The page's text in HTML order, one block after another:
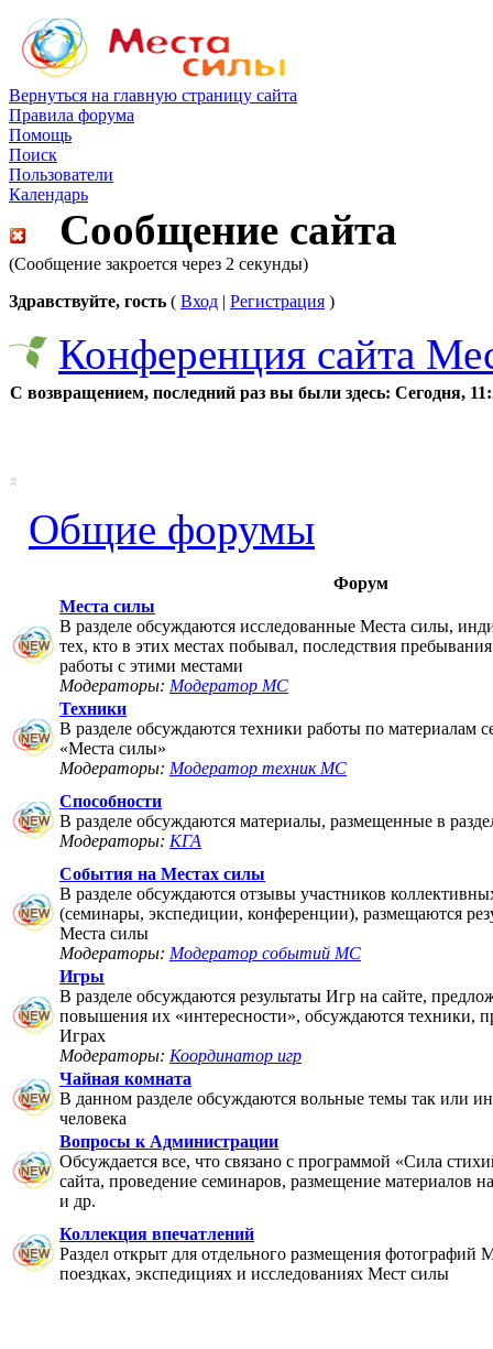
Вернуться на главную страницу сайта
Правила форума
Помощь
Поиск
Пользователи
Календарь
Сообщение сайта
(Сообщение закроется через 2 секунды)
Здравствуйте, гость ( Вход | Регистрация )
Конференция сайта
С возвращением, последний раз вы были здесь: Сегодня,
Общие форумы
Форум
Места силы
В разделе обсуждаются исследованные Места силы,
тех, кто в этих местах побывал, последствия
работы с этими местами
Модераторы: Модератор МС
Техники
В разделе обсуждаются техники работы по материалам
«Места силы»
Модераторы: Модератор техник МС
Способности
В разделе обсуждаются материалы, размещенные в
Модераторы: КГА
События на Местах силы
В разделе обсуждаются отзывы участников
(семинары, экспедиции, конференции), размещаются
Места силы
Модераторы: Модератор событий МС
Игры
В разделе обсуждаются результаты Игр на сайте,
повышения их «интересности», обсуждаются техники,
Играх
Модераторы: Координатор игр
Чайная комната
В данном разделе обсуждаются вольные темы так или
человека
Вопросы к Администрации
Обсуждается все, что связано с программой «Сила
сайта, проведение семинаров, размещение материалов
и др.
Коллекция впечатлений
Раздел открыт для отдельного размещения фотографий
поездках, экспедициях и исследованиях Мест силы